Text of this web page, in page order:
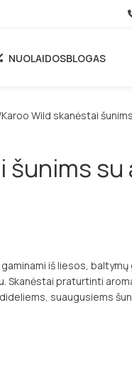
NUOLAIDOSBLOGAS
Karoo Wild skanėstai
šunims
iš liesos,
Skanėstai praturtinti
suaugusiems